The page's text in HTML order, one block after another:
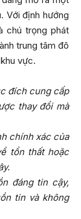
Với định hướng
chú trọng phát
trung tâm đô
vực.
đích cung cấp
thay đổi mà
chính xác của
tổn thất hoặc
đáng tin cậy,
tin và không